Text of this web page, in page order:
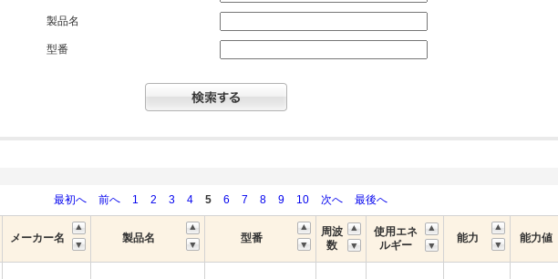
製品名
型番
最初へ
前へ 1 2 3 4 5 6 7 8 9 10 次へ 最後へ
メーカー名 製品名 型番
周波
数
使用エネ
ルギー
能力 能力値